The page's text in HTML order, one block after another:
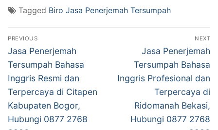
Tagged Biro Jasa Penerjemah Tersumpah
Post
navigation
PREVIOUS
Previous
post:
Jasa Penerjemah
Tersumpah Bahasa
Inggris Resmi dan
Terpercaya di Citapen
Kabupaten Bogor,
Hubungi 0877 2768
NEXT
Next
post:
Jasa Penerjemah
Tersumpah Bahasa
Inggris Profesional dan
Terpercaya di
Ridomanah Bekasi,
Hubungi 0877 2768